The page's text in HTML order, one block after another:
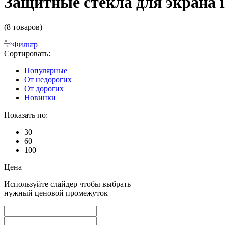
(8 товаров)
Фильтр
Сортировать:
Популярные
От недорогих
От дорогих
Новинки
Показать по:
30
60
100
Цена
Используйте слайдер чтобы выбрать
нужный ценовой промежуток